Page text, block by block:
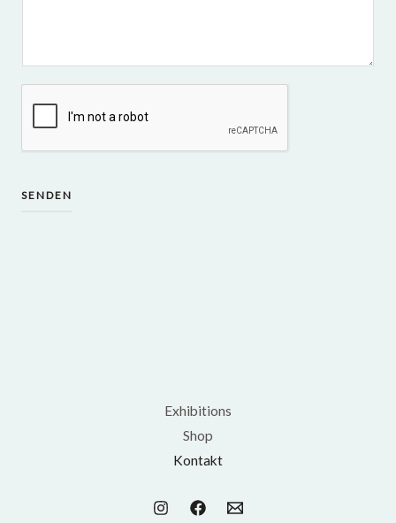
SENDEN
Exhibitions
Shop
Kontakt